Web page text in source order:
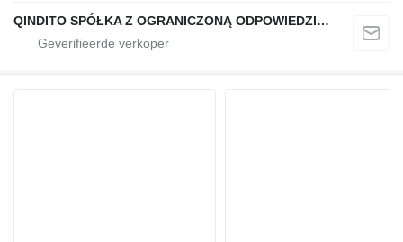
QINDITO SPÓŁKA Z OGRANICZONĄ ODPOWIEDZIALNOŚCIĄ